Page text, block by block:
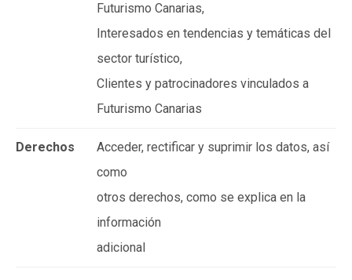
Futurismo Canarias,
Interesados en tendencias y temáticas del
sector turístico,
Clientes y patrocinadores vinculados a
Futurismo Canarias
Derechos
Acceder, rectificar y suprimir los datos, así
como
otros derechos, como se explica en la
información
adicional